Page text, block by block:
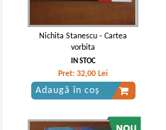
Nichita Stanescu - Cartea
vorbita
IN STOC
Pret:32,00 Lei
Adaugă în coș